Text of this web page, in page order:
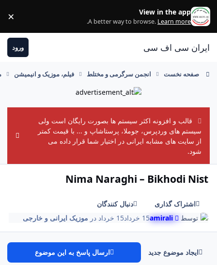
رفتن به مطلب
View in the app
A better way to browse. Learn more
.
×
ایران سی اف سی ورود
صفحه نخست انجمن سرگرمی و مختلط فیلم، موزیک و انیمیشن
قالب و افزونه اکثر سیستم ها بصورت رایگان است ولی
سیستم های وردپرس، جوملا، پرستاشاپ و ... با قیمت کمتر
از سایت های مشابه ایرانی در اختیار شما قرار داده می
شود.
Nima Naraghi – Bikhodi Nist
اشتراک گذاری
دنبال کنندگان
توسط
amirali 15 خرداد 15 خرداد در موزیک ایرانی و خارجی
ایجاد موضوع جدید ارسال پاسخ به این موضوع